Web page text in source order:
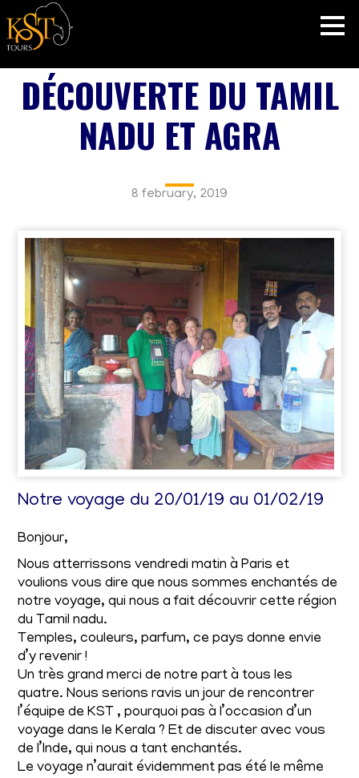
DÉCOUVERTE DU TAMIL
NADU ET AGRA
8 february, 2019
Notre voyage du 20/01/19 au 01/02/19
Bonjour,
Nous atterrissons vendredi matin à Paris et
voulions vous dire que nous sommes enchantés de
notre voyage, qui nous a fait découvrir cette région
du Tamil nadu.
Temples, couleurs, parfum, ce pays donne envie
d’y revenir !
Un très grand merci de notre part à tous les
quatre. Nous serions ravis un jour de rencontrer
l’équipe de KST , pourquoi pas à l’occasion d’un
voyage dans le Kerala ? Et de discuter avec vous
de l’Inde, qui nous a tant enchantés.
Le voyage n’aurait évidemment pas été le même